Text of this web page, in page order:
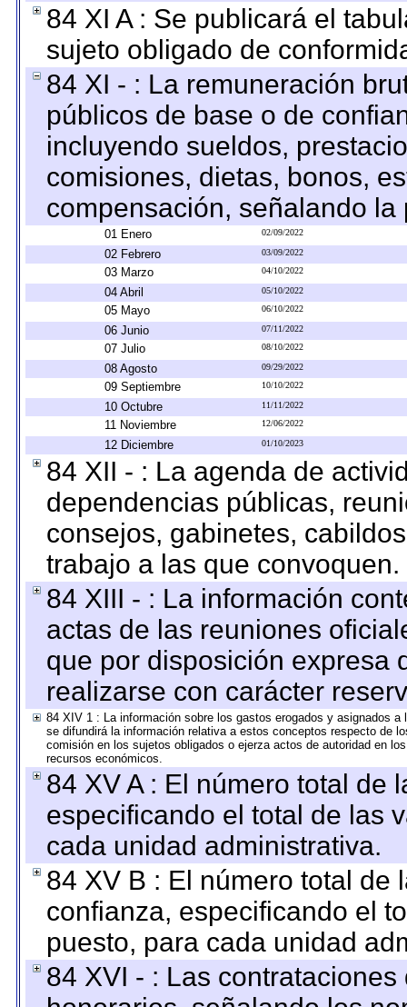
84 XI A : Se publicará el
sujeto obligado de
84 XI - : La remuneración
públicos de base o de
incluyendo sueldos,
comisiones, dietas, bonos,
compensación, señalando
01 Enero 02/09/2022
02 Febrero 03/09/2022
03 Marzo 04/10/2022
04 Abril 05/10/2022
05 Mayo 06/10/2022
06 Junio 07/11/2022
07 Julio 08/10/2022
08 Agosto 09/29/2022
09 Septiembre 10/10/2022
10 Octubre 11/11/2022
11 Noviembre 12/06/2022
12 Diciembre 01/10/2023
84 XII - : La agenda de
dependencias públicas,
consejos, gabinetes,
trabajo a las que convoquen.
84 XIII - : La información
actas de las reuniones
que por disposición expresa
realizarse con carácter
84 XIV 1 : La información sobre los gastos erogados y asignados
se difundirá la información relativa a estos conceptos respecto de
comisión en los sujetos obligados o ejerza actos de autoridad en
recursos económicos.
84 XV A : El número total de
especificando el total de las
cada unidad administrativa.
84 XV B : El número total de
confianza, especificando el
puesto, para cada unidad
84 XVI - : Las